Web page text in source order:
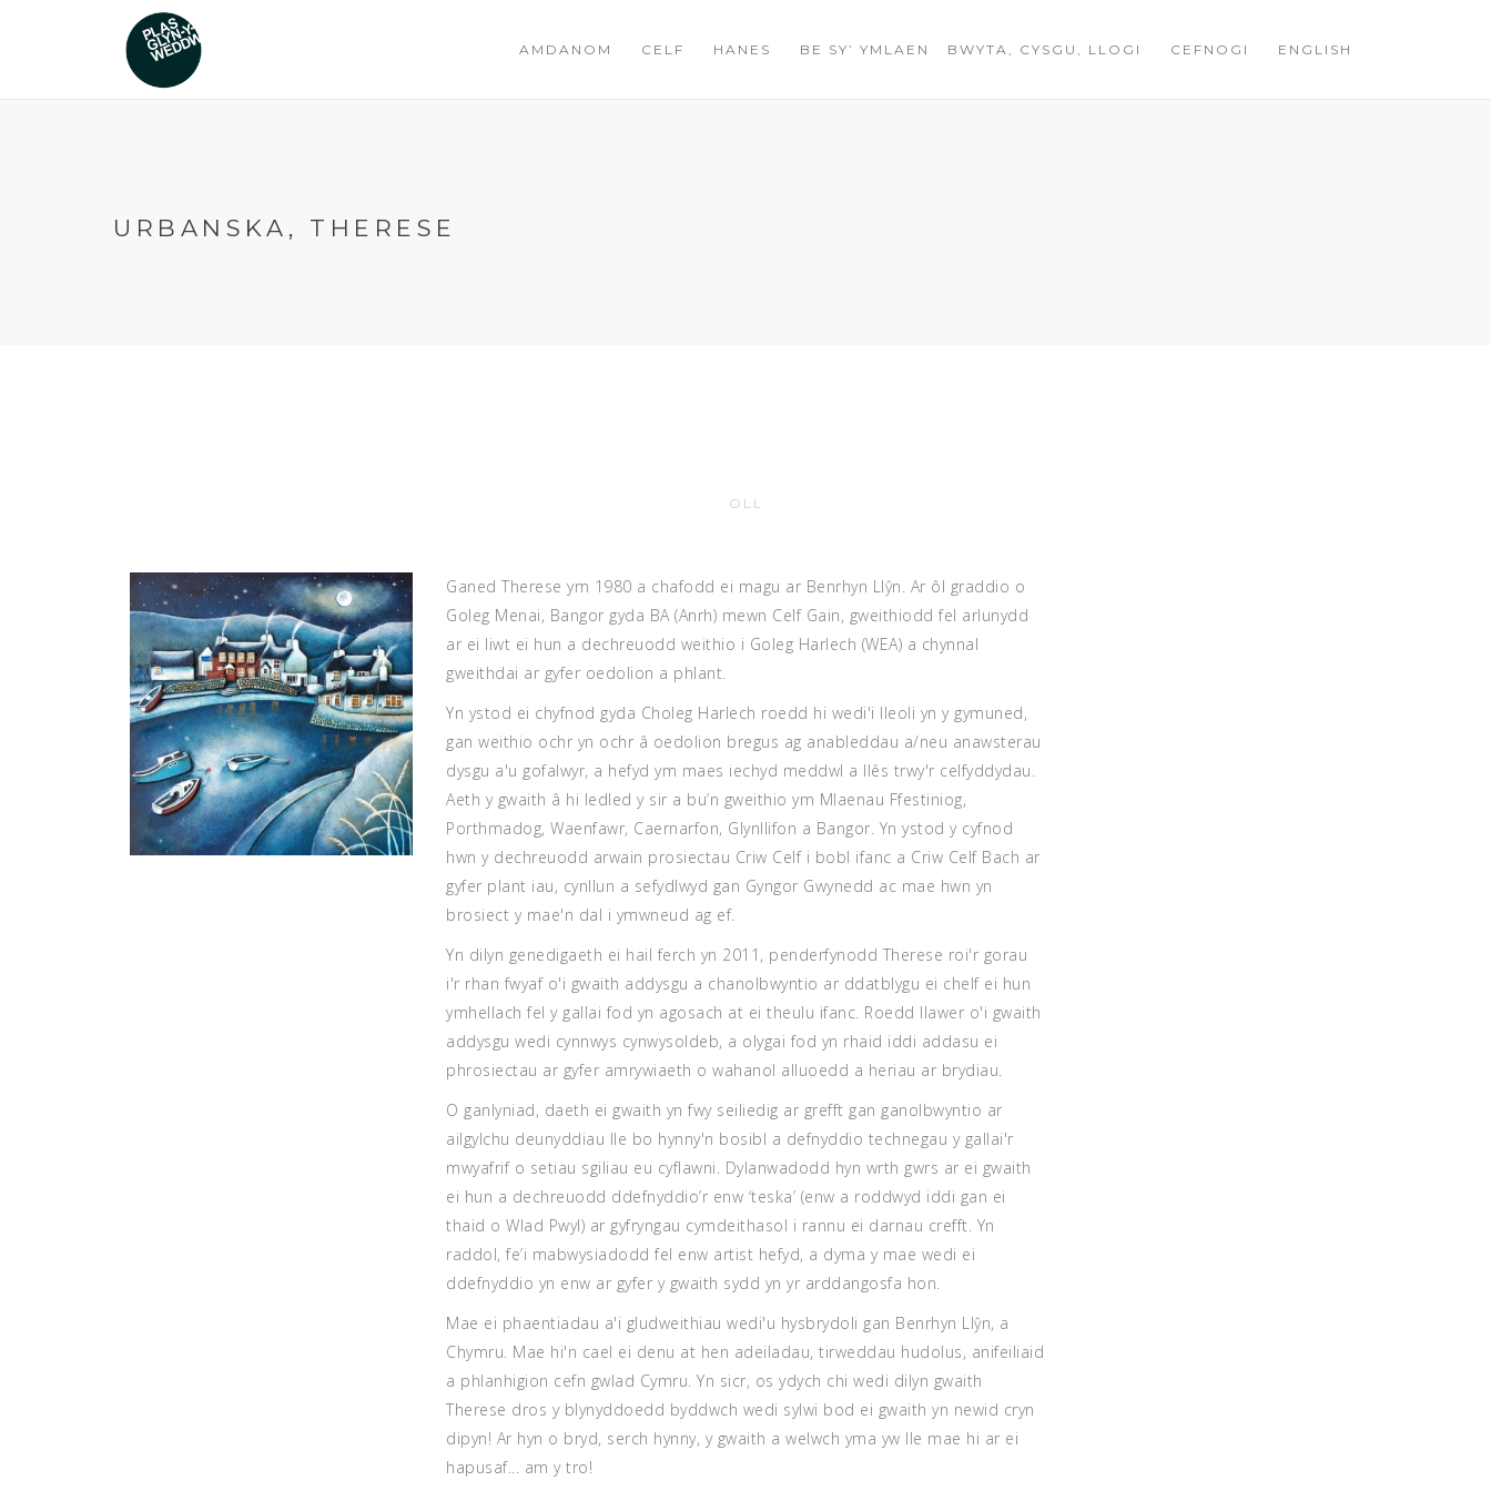
AMDANOM CELF HANES BE SY’ YMLAEN BWYTA, CYSGU, LLOGI CEFNOGI ENGLISH
URBANSKA, THERESE
OLL
Ganed Therese ym 1980 a chafodd ei magu ar Benrhyn Llŷn. Ar ôl graddio o
Goleg Menai, Bangor gyda BA (Anrh) mewn Celf Gain, gweithiodd fel arlunydd
ar ei liwt ei hun a dechreuodd weithio i Goleg Harlech (WEA) a chynnal
gweithdai ar gyfer oedolion a phlant.
Yn ystod ei chyfnod gyda Choleg Harlech roedd hi wedi'i lleoli yn y gymuned,
gan weithio ochr yn ochr â oedolion bregus ag anableddau a/neu anawsterau
dysgu a'u gofalwyr, a hefyd ym maes iechyd meddwl a llês trwy'r celfyddydau.
Aeth y gwaith â hi ledled y sir a bu’n gweithio ym Mlaenau Ffestiniog,
Porthmadog, Waenfawr, Caernarfon, Glynllifon a Bangor. Yn ystod y cyfnod
hwn y dechreuodd arwain prosiectau Criw Celf i bobl ifanc a Criw Celf Bach ar
gyfer plant iau, cynllun a sefydlwyd gan Gyngor Gwynedd ac mae hwn yn
brosiect y mae'n dal i ymwneud ag ef.
Yn dilyn genedigaeth ei hail ferch yn 2011, penderfynodd Therese roi'r gorau
i'r rhan fwyaf o'i gwaith addysgu a chanolbwyntio ar ddatblygu ei chelf ei hun
ymhellach fel y gallai fod yn agosach at ei theulu ifanc. Roedd llawer o'i gwaith
addysgu wedi cynnwys cynwysoldeb, a olygai fod yn rhaid iddi addasu ei
phrosiectau ar gyfer amrywiaeth o wahanol alluoedd a heriau ar brydiau.
O ganlyniad, daeth ei gwaith yn fwy seiliedig ar grefft gan ganolbwyntio ar
ailgylchu deunyddiau lle bo hynny'n bosibl a defnyddio technegau y gallai'r
mwyafrif o setiau sgiliau eu cyflawni. Dylanwadodd hyn wrth gwrs ar ei gwaith
ei hun a dechreuodd ddefnyddio’r enw ‘teska’ (enw a roddwyd iddi gan ei
thaid o Wlad Pwyl) ar gyfryngau cymdeithasol i rannu ei darnau crefft. Yn
raddol, fe’i mabwysiadodd fel enw artist hefyd, a dyma y mae wedi ei
ddefnyddio yn enw ar gyfer y gwaith sydd yn yr arddangosfa hon.
Mae ei phaentiadau a'i gludweithiau wedi'u hysbrydoli gan Benrhyn Llŷn, a
Chymru. Mae hi'n cael ei denu at hen adeiladau, tirweddau hudolus, anifeiliaid
a phlanhigion cefn gwlad Cymru. Yn sicr, os ydych chi wedi dilyn gwaith
Therese dros y blynyddoedd byddwch wedi sylwi bod ei gwaith yn newid cryn
dipyn! Ar hyn o bryd, serch hynny, y gwaith a welwch yma yw lle mae hi ar ei
hapusaf... am y tro!